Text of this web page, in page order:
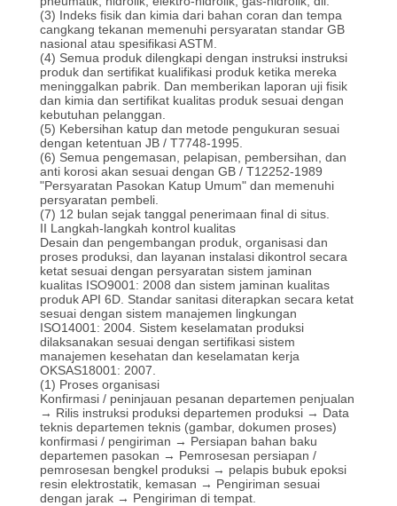
PABRIK
KONTROL
KUALITAS
HUBUNGI
KAMI
BERITA
KASUS
PERMINTAAN
PENAWARAN
SITEMAP
KEBIJAKAN
(3) Indeks fisik dan kimia dari bahan coran dan tempa
cangkang tekanan memenuhi persyaratan standar GB
nasional atau spesifikasi ASTM.
(4) Semua produk dilengkapi dengan instruksi instruksi
produk dan sertifikat kualifikasi produk ketika mereka
meninggalkan pabrik. Dan memberikan laporan uji fisik
dan kimia dan sertifikat kualitas produk sesuai dengan
kebutuhan pelanggan.
(5) Kebersihan katup dan metode pengukuran sesuai
dengan ketentuan JB / T7748-1995.
(6) Semua pengemasan, pelapisan, pembersihan, dan
anti korosi akan sesuai dengan GB / T12252-1989
"Persyaratan Pasokan Katup Umum" dan memenuhi
persyaratan pembeli.
(7) 12 bulan sejak tanggal penerimaan final di situs.
II Langkah-langkah kontrol kualitas
Desain dan pengembangan produk, organisasi dan
proses produksi, dan layanan instalasi dikontrol secara
ketat sesuai dengan persyaratan sistem jaminan
kualitas ISO9001: 2008 dan sistem jaminan kualitas
produk API 6D. Standar sanitasi diterapkan secara ketat
sesuai dengan sistem manajemen lingkungan
ISO14001: 2004. Sistem keselamatan produksi
dilaksanakan sesuai dengan sertifikasi sistem
manajemen kesehatan dan keselamatan kerja
OKSAS18001: 2007.
(1) Proses organisasi
Konfirmasi / peninjauan pesanan departemen penjualan
→ Rilis instruksi produksi departemen produksi → Data
teknis departemen teknis (gambar, dokumen proses)
konfirmasi / pengiriman → Persiapan bahan baku
departemen pasokan → Pemrosesan persiapan /
pemrosesan bengkel produksi → pelapis bubuk epoksi
resin elektrostatik, kemasan → Pengiriman sesuai
dengan jarak → Pengiriman di tempat.